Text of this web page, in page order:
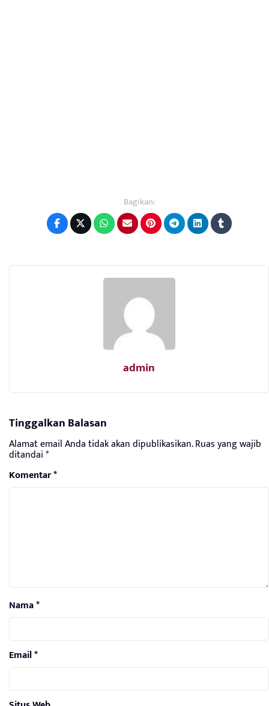
Bagikan:
admin
Tinggalkan Balasan
Alamat email Anda tidak akan dipublikasikan.Ruas yang wajib
ditandai*
Komentar*
Nama*
Email*